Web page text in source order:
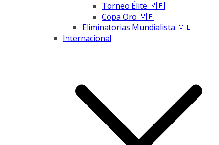
Torneo Élite 🇻🇪
Copa Oro 🇻🇪
Eliminatorias Mundialista 🇻🇪
Internacional